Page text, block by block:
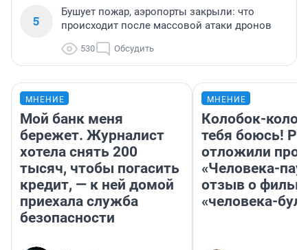
5
Бушует пожар, аэропорты закрыли: что
происходит после массовой атаки дронов
530 Обсудить
МНЕНИЕ
Мой банк меня
бережет. Журналист
хотела снять 200
тысяч, чтобы погасить
кредит, — к ней домой
приехала служба
безопасности
МНЕНИЕ
Колобок-
тебя боюсь!
отложили
«Человека-
отзыв о
«человека-